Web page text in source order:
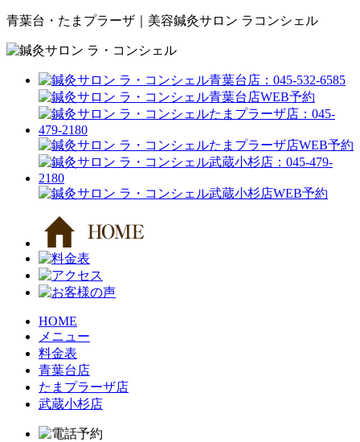
青葉台・たまプラーザ｜美容鍼灸サロン ラコンシェル
HOME
メニュー
料金表
青葉台店
たまプラーザ店
武蔵小杉店